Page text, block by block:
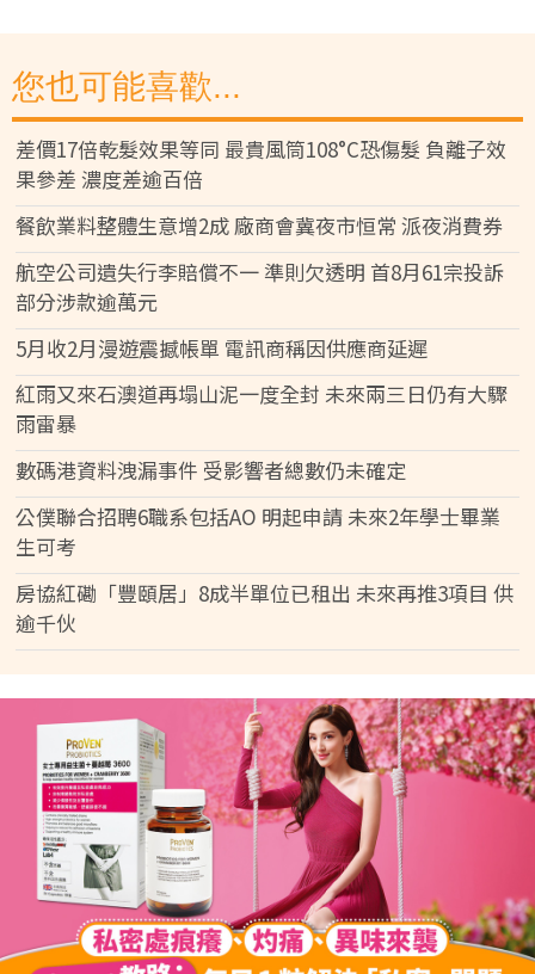
您也可能喜歡...
差價17倍乾髮效果等同 最貴風筒108°C恐傷髮 負離子效
果參差 濃度差逾百倍
餐飲業料整體生意增2成 廠商會冀夜市恒常 派夜消費券
航空公司遺失行李賠償不一 準則欠透明 首8月61宗投訴
部分涉款逾萬元
5月收2月漫遊震撼帳單 電訊商稱因供應商延遲
紅雨又來石澳道再塌山泥一度全封 未來兩三日仍有大驟
雨雷暴
數碼港資料洩漏事件 受影響者總數仍未確定
公僕聯合招聘6職系包括AO 明起申請 未來2年學士畢業
生可考
房協紅磡「豐頤居」8成半單位已租出 未來再推3項目 供
逾千伙